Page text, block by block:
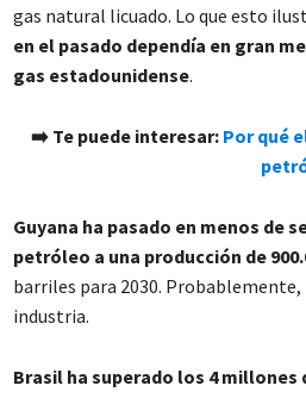
gas natural licuado. Lo que esto
en el pasado dependía en gran
gas estadounidense.
​➡️ Te puede interesar: Por qué
Guyana ha pasado en menos de
petróleo a una producción de
barriles para 2030.
industria.
Brasil ha superado los 4 millones